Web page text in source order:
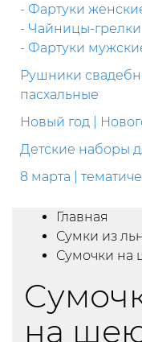
- Фартуки
- Чайницы-грелки
- Фартуки
Рушники
пасхальные
Новый год |
Детские наборы
8 марта |
Главная
Сумки из
Сумочки на
на